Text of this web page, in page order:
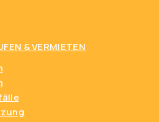
& VERMIETEN